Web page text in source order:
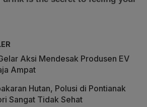
Aksi Mendesak Produsen EV
Ampat
Hutan, Polusi di Pontianak
Sangat Tidak Sehat